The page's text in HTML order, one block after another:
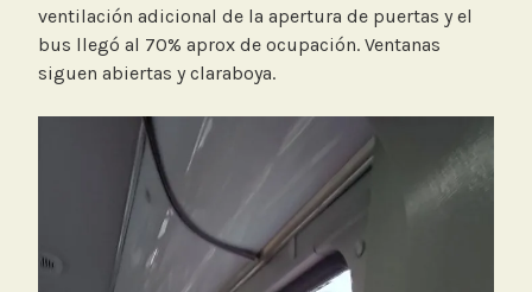
ventilación adicional de la apertura de puertas y el
bus llegó al 70% aprox de ocupación. Ventanas
siguen abiertas y claraboya.